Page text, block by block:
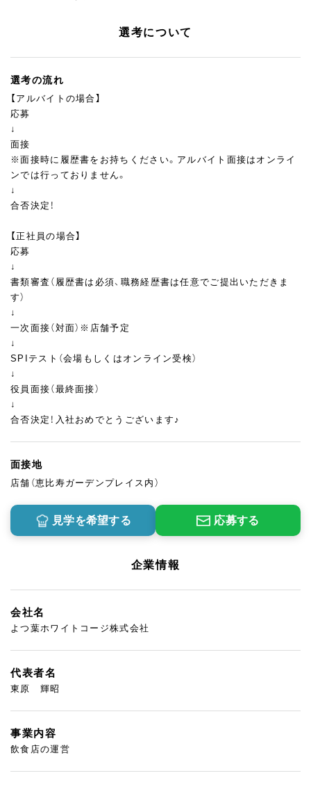
選考について
選考の流れ
【アルバイトの場合】
応募
↓
面接
※面接時に履歴書をお持ちください。アルバイト面接はオンライ
ンでは行っておりません。
↓
合否決定！
【正社員の場合】
応募
↓
書類審査（履歴書は必須、職務経歴書は任意でご提出いただきま
す）
↓
一次面接（対面）※店舗予定
↓
SPIテスト（会場もしくはオンライン受検）
↓
役員面接（最終面接）
↓
合否決定！入社おめでとうございます♪
面接地
店舗（恵比寿ガーデンプレイス内）
見学を希望する 応募する
企業情報
会社名
よつ葉ホワイトコージ株式会社
代表者名
東原 輝昭
事業内容
飲食店の運営